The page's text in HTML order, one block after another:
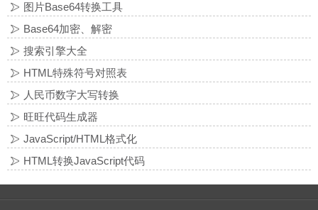
图片Base64转换工具
Base64加密、解密
搜索引擎大全
HTML特殊符号对照表
人民币数字大写转换
旺旺代码生成器
JavaScript/HTML格式化
HTML转换JavaScript代码